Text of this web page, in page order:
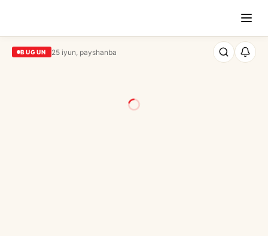
BUGUN 25 iyun, payshanba